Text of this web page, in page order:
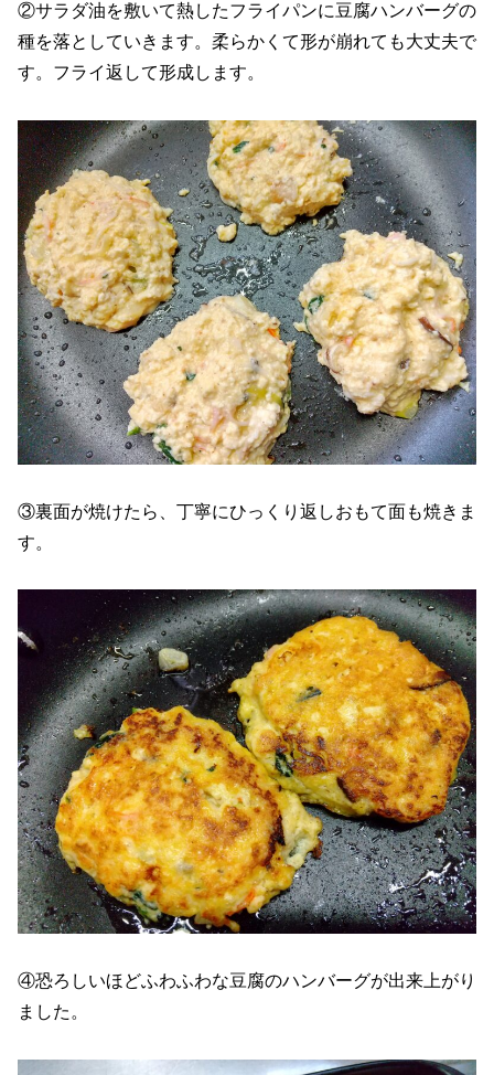
②サラダ油を敷いて熱したフライパンに豆腐ハンバーグの
種を落としていきます。柔らかくて形が崩れても大丈夫で
す。フライ返して形成します。
③裏面が焼けたら、丁寧にひっくり返しおもて面も焼きま
す。
④恐ろしいほどふわふわな豆腐のハンバーグが出来上がり
ました。